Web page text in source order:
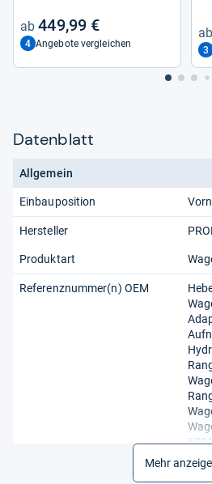
449,99 €
4 Angebote vergleichen
3
Datenblatt
Allgemein
Einbauposition
Hersteller
Produktart
Referenznummer(n) OEM
Mehr